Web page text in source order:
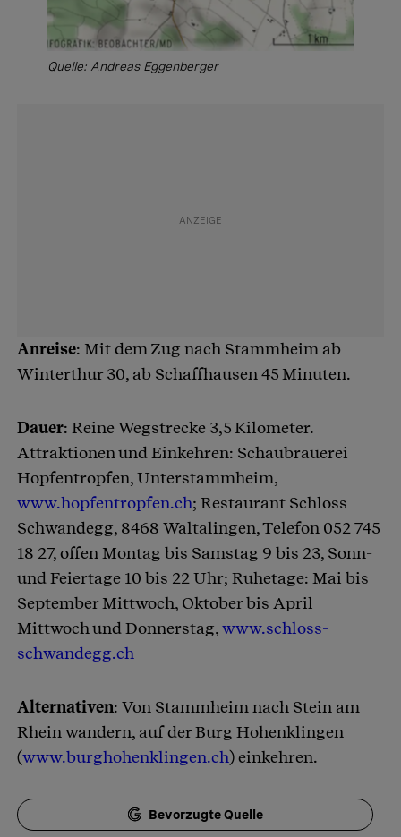
Quelle: Andreas Eggenberger
Anreise: Mit dem Zug nach Stammheim ab
Winterthur 30, ab Schaffhausen 45 Minuten.
Dauer: Reine Wegstrecke 3,5 Kilometer.
Attraktionen und Einkehren: Schaubrauerei
Hopfentropfen, Unterstammheim,
www.hopfentropfen.ch; Restaurant Schloss
Schwandegg, 8468 Waltalingen, Telefon 052 745
18 27, offen Montag bis Samstag 9 bis 23, Sonn-
und Feiertage 10 bis 22 Uhr; Ruhetage: Mai bis
September Mittwoch, Oktober bis April
Mittwoch und Donnerstag,www.schloss-
schwandegg.ch
Alternativen: Von Stammheim nach Stein am
Rhein wandern, auf der Burg Hohenklingen
(www.burghohenklingen.ch) einkehren.
Bevorzugte Quelle